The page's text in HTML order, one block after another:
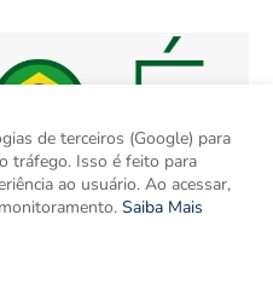
de terceiros (Google) para
tráfego. Isso é feito para
ao usuário. Ao acessar,
Saiba Mais